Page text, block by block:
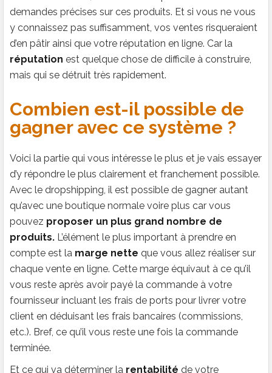
demandes précises sur ces produits. Et si vous ne vous
y connaissez pas suffisamment, vos ventes risqueraient
d’en pâtir ainsi que votre réputation en ligne. Car la
réputation est quelque chose de difficile à construire,
mais qui se détruit très rapidement.
Combien est-il possible de
gagner avec ce système ?
Voici la partie qui vous intéresse le plus et je vais essayer
d’y répondre le plus clairement et franchement possible.
Avec le dropshipping, il est possible de gagner autant
qu’avec une boutique normale voire plus car vous
pouvez proposer un plus grand nombre de
produits. L’élément le plus important à prendre en
compte est la marge nette que vous allez réaliser sur
chaque vente en ligne. Cette marge équivaut à ce qu’il
vous reste après avoir payé la commande à votre
fournisseur incluant les frais de ports pour livrer votre
client en déduisant les frais bancaires (commissions,
etc.). Bref, ce qu’il vous reste une fois la commande
terminée.
Et ce qui va déterminer la rentabilité de votre